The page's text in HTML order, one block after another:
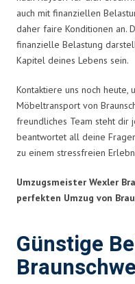
auch mit finanziellen
daher faire Konditionen an.
finanzielle Belastung
Kapitel deines Lebens sein.
Kontaktiere uns noch heute,
Möbeltransport von
freundliches Team steht dir
beantwortet all deine
zu einem stressfreien
Umzugsmeister Wexler
perfekten Umzug von
Günstige